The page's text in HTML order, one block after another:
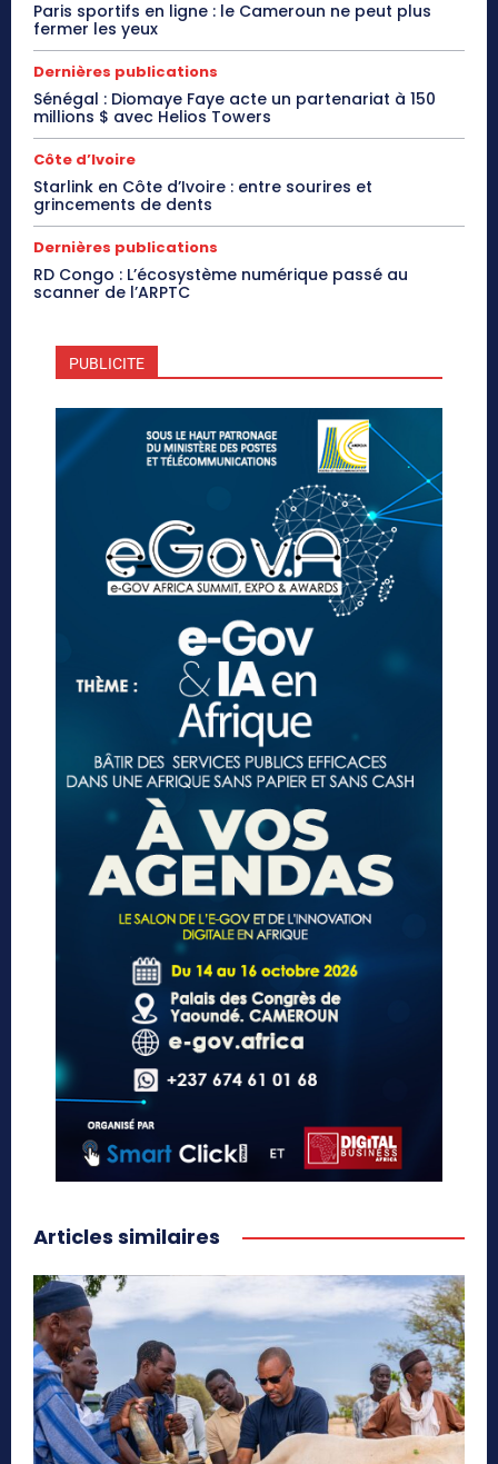
Paris sportifs en ligne : le Cameroun ne peut plus
fermer les yeux
Dernières publications
Sénégal : Diomaye Faye acte un partenariat à 150
millions $ avec Helios Towers
Côte d’Ivoire
Starlink en Côte d’Ivoire : entre sourires et
grincements de dents
Dernières publications
RD Congo : L’écosystème numérique passé au
scanner de l’ARPTC
PUBLICITE
Articles similaires